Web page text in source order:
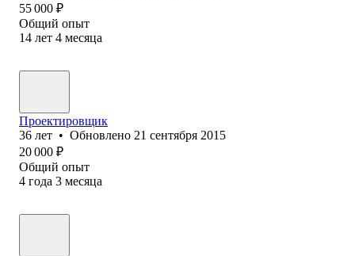
55 000 ₽
Общий опыт
14 лет 4 месяца
Проектировщик
36 лет • Обновлено 21 сентября 2015
20 000 ₽
Общий опыт
4 года 3 месяца